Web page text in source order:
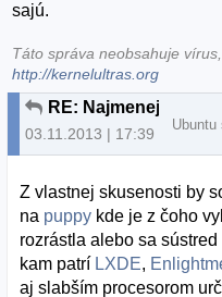
sajú.
Táto správa neobsahuje
http://kernelultras.org
03.11.2013 | 17:39
Ubuntu
Z vlastnej skusenosti by
na puppy kde je z čoho
rozrástla alebo sa
kam patrí LXDE,
aj slabším procesorom